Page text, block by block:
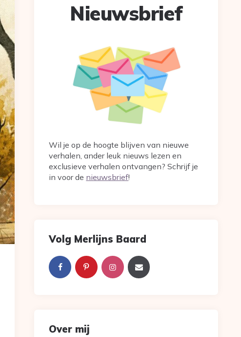
Nieuwsbrief
Wil je op de hoogte blijven van nieuwe
verhalen, ander leuk nieuws lezen en
exclusieve verhalen ontvangen? Schrijf je
in voor de nieuwsbrief!
Volg Merlijns Baard
Over mij